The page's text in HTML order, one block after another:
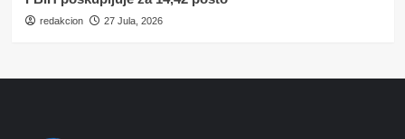
redakcion 27 Jula, 2026